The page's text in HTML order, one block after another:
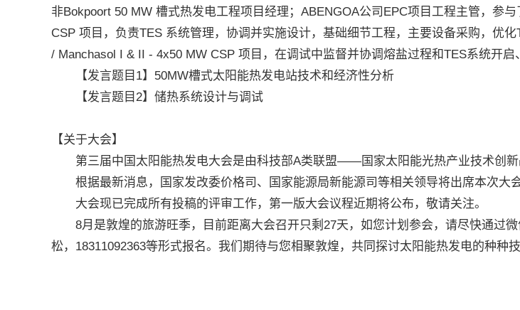
非Bokpoort 50 MW 槽式热发电工程项目经理；ABENGOA公司EPC项目工程主管，参
CSP 项目，负责TES 系统管理，协调并实施设计，基础细节工程，主要设备采购，优
/ Manchasol I & II - 4x50 MW CSP 项目，在调试中监督并协调熔盐过程和TES系统开启
【发言题目1】50MW槽式太阳能热发电站技术和经济性分析
【发言题目2】储热系统设计与调试
【关于大会】
第三届中国太阳能热发电大会是由科技部A类联盟——国家太阳能光热产业技术创新
根据最新消息，国家发改委价格司、国家能源局新能源司等相关领导将出席本次大
大会现已完成所有投稿的评审工作，第一版大会议程近期将公布，敬请关注。
8月是敦煌的旅游旺季，目前距离大会召开只剩27天，如您计划参会，请尽快通过
松，18311092363等形式报名。我们期待与您相聚敦煌，共同探讨太阳能热发电的种种技